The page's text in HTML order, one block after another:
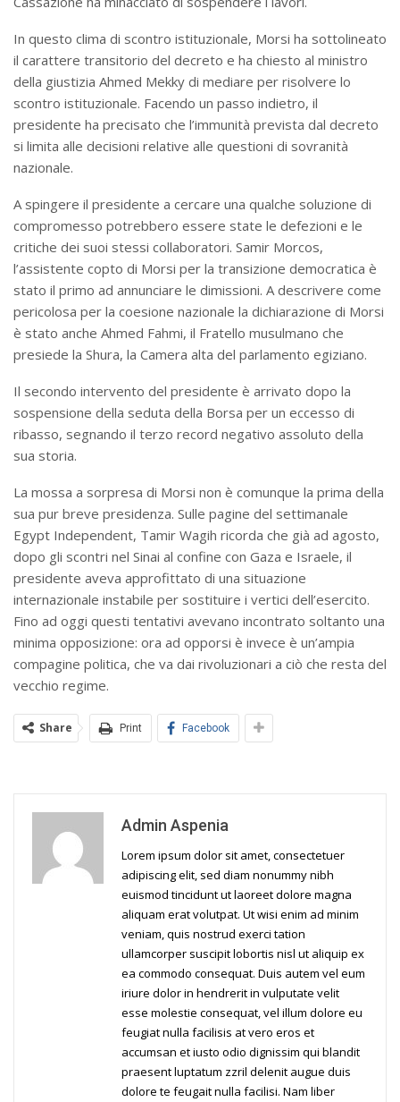
In questo clima di scontro istituzionale, Morsi ha sottolineato
il carattere transitorio del decreto e ha chiesto al ministro
della giustizia Ahmed Mekky di mediare per risolvere lo
scontro istituzionale. Facendo un passo indietro, il
presidente ha precisato che l’immunità prevista dal decreto
si limita alle decisioni relative alle questioni di sovranità
nazionale.
A spingere il presidente a cercare una qualche soluzione di
compromesso potrebbero essere state le defezioni e le
critiche dei suoi stessi collaboratori. Samir Morcos,
l’assistente copto di Morsi per la transizione democratica è
stato il primo ad annunciare le dimissioni. A descrivere come
pericolosa per la coesione nazionale la dichiarazione di Morsi
è stato anche Ahmed Fahmi, il Fratello musulmano che
presiede la Shura, la Camera alta del parlamento egiziano.
Il secondo intervento del presidente è arrivato dopo la
sospensione della seduta della Borsa per un eccesso di
ribasso, segnando il terzo record negativo assoluto della
sua storia.
La mossa a sorpresa di Morsi non è comunque la prima della
sua pur breve presidenza. Sulle pagine del settimanale
Egypt Independent, Tamir Wagih ricorda che già ad agosto,
dopo gli scontri nel Sinai al confine con Gaza e Israele, il
presidente aveva approfittato di una situazione
internazionale instabile per sostituire i vertici dell’esercito.
Fino ad oggi questi tentativi avevano incontrato soltanto una
minima opposizione: ora ad opporsi è invece è un’ampia
compagine politica, che va dai rivoluzionari a ciò che resta del
vecchio regime.
Share Print Facebook
Admin Aspenia
Lorem ipsum dolor sit amet, consectetuer
adipiscing elit, sed diam nonummy nibh
euismod tincidunt ut laoreet dolore magna
aliquam erat volutpat. Ut wisi enim ad minim
veniam, quis nostrud exerci tation
ullamcorper suscipit lobortis nisl ut aliquip ex
ea commodo consequat. Duis autem vel eum
iriure dolor in hendrerit in vulputate velit
esse molestie consequat, vel illum dolore eu
feugiat nulla facilisis at vero eros et
accumsan et iusto odio dignissim qui blandit
praesent luptatum zzril delenit augue duis
dolore te feugait nulla facilisi. Nam liber